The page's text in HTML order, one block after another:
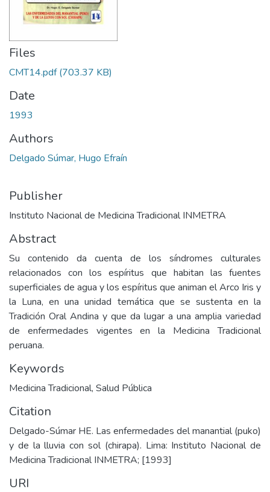
Files
CMT14.pdf(703.37 KB)
Date
1993
Authors
Delgado Súmar, Hugo Efraín
Publisher
Instituto Nacional de Medicina Tradicional INMETRA
Abstract
Su contenido da cuenta de los síndromes culturales
relacionados con los espíritus que habitan las fuentes
superficiales de agua y los espíritus que animan el Arco Iris y
la Luna, en una unidad temática que se sustenta en la
Tradición Oral Andina y que da lugar a una amplia variedad
de enfermedades vigentes en la Medicina Tradicional
peruana.
Keywords
Medicina Tradicional, Salud Pública
Citation
Delgado-Súmar HE. Las enfermedades del manantial (puko)
y de la lluvia con sol (chirapa). Lima: Instituto Nacional de
Medicina Tradicional INMETRA; [1993]
URI